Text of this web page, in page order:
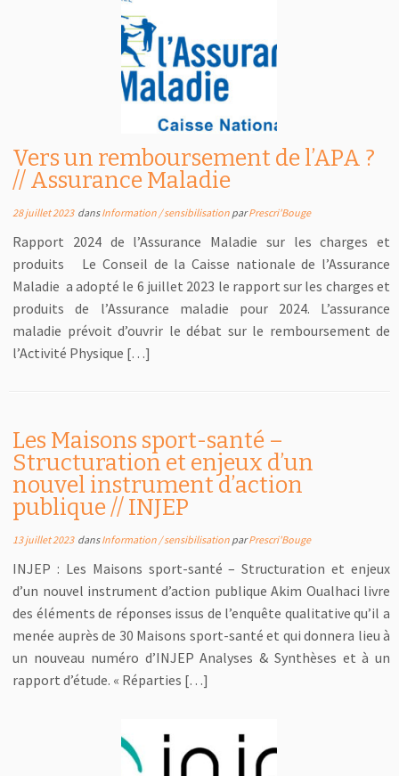
Vers un remboursement de l’APA ?
// Assurance Maladie
28 juillet 2023dansInformation / sensibilisation parPrescri'Bouge
Rapport 2024 de l’Assurance Maladie sur les charges et
produits Le Conseil de la Caisse nationale de l’Assurance
Maladie a adopté le 6 juillet 2023 le rapport sur les charges et
produits de l’Assurance maladie pour 2024. L’assurance
maladie prévoit d’ouvrir le débat sur le remboursement de
l’Activité Physique […]
Les Maisons sport-santé –
Structuration et enjeux d’un
nouvel instrument d’action
publique // INJEP
13 juillet 2023dansInformation / sensibilisation parPrescri'Bouge
INJEP : Les Maisons sport-santé – Structuration et enjeux
d’un nouvel instrument d’action publique Akim Oualhaci livre
des éléments de réponses issus de l’enquête qualitative qu’il a
menée auprès de 30 Maisons sport-santé et qui donnera lieu à
un nouveau numéro d’INJEP Analyses & Synthèses et à un
rapport d’étude. « Réparties […]